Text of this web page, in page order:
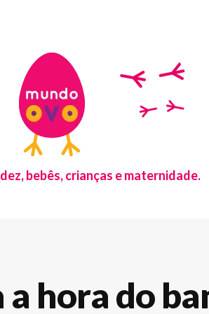
bebês, crianças e maternidade.
a hora do